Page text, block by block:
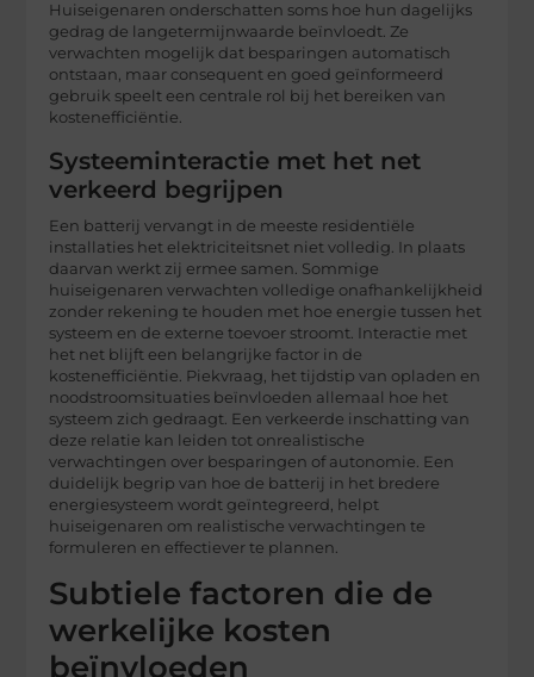
Huiseigenaren onderschatten soms hoe hun dagelijks
gedrag de langetermijnwaarde beïnvloedt. Ze
verwachten mogelijk dat besparingen automatisch
ontstaan, maar consequent en goed geïnformeerd
gebruik speelt een centrale rol bij het bereiken van
kostenefficiëntie.
Systeeminteractie met het net
verkeerd begrijpen
Een batterij vervangt in de meeste residentiële
installaties het elektriciteitsnet niet volledig. In plaats
daarvan werkt zij ermee samen. Sommige
huiseigenaren verwachten volledige onafhankelijkheid
zonder rekening te houden met hoe energie tussen het
systeem en de externe toevoer stroomt. Interactie met
het net blijft een belangrijke factor in de
kostenefficiëntie. Piekvraag, het tijdstip van opladen en
noodstroomsituaties beïnvloeden allemaal hoe het
systeem zich gedraagt. Een verkeerde inschatting van
deze relatie kan leiden tot onrealistische
verwachtingen over besparingen of autonomie. Een
duidelijk begrip van hoe de batterij in het bredere
energiesysteem wordt geïntegreerd, helpt
huiseigenaren om realistische verwachtingen te
formuleren en effectiever te plannen.
Subtiele factoren die de
werkelijke kosten
beïnvloeden